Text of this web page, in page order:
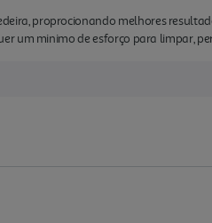
proprocionando melhores
um minimo de esforço para limpar,